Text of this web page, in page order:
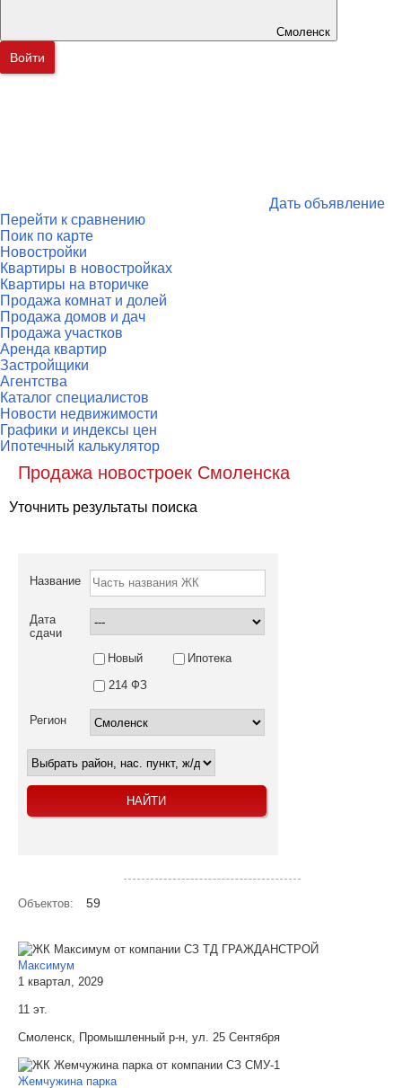
Смоленск
Войти
Дать объявление
Перейти к сравнению
Поик по карте
Новостройки
Квартиры в новостройках
Квартиры на вторичке
Продажа комнат и долей
Продажа домов и дач
Продажа участков
Аренда квартир
Застройщики
Агентства
Каталог специалистов
Новости недвижимости
Графики и индексы цен
Ипотечный калькулятор
Продажа новостроек Смоленска
Уточнить результаты поиска
Название
Дата
сдачи
Новый
Ипотека
214 ФЗ
Регион
Объектов: 59
Максимум
1 квартал, 2029
11 эт.
Смоленск, Промышленный р-н, ул. 25 Сентября
Жемчужина парка